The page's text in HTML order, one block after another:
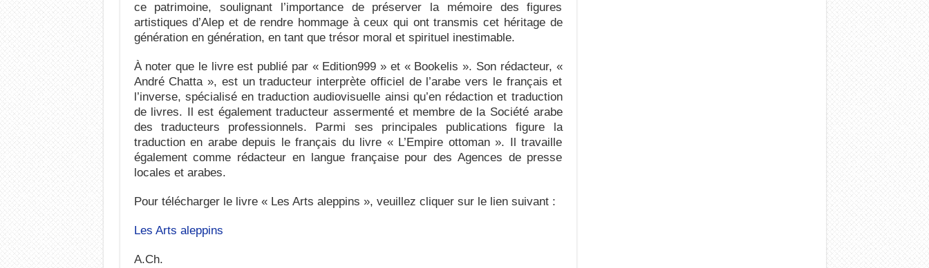
ce patrimoine, soulignant l’importance de préserver la mémoire des figures
artistiques d’Alep et de rendre hommage à ceux qui ont transmis cet héritage de
génération en génération, en tant que trésor moral et spirituel inestimable.
À noter que le livre est publié par « Edition999 » et « Bookelis ». Son rédacteur, «
André Chatta », est un traducteur interprète officiel de l’arabe vers le français et
l’inverse, spécialisé en traduction audiovisuelle ainsi qu’en rédaction et traduction
de livres. Il est également traducteur assermenté et membre de la Société arabe
des traducteurs professionnels. Parmi ses principales publications figure la
traduction en arabe depuis le français du livre « L’Empire ottoman ». Il travaille
également comme rédacteur en langue française pour des Agences de presse
locales et arabes.
Pour télécharger le livre « Les Arts aleppins », veuillez cliquer sur le lien suivant :
Les Arts aleppins
A.Ch.